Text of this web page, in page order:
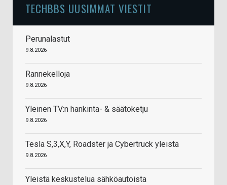
TECHBBS UUSIMMAT VIESTIT
Perunalastut
9.8.2026
Rannekelloja
9.8.2026
Yleinen TV:n hankinta- & säätöketju
9.8.2026
Tesla S,3,X,Y, Roadster ja Cybertruck yleistä
9.8.2026
Yleistä keskustelua sähköautoista